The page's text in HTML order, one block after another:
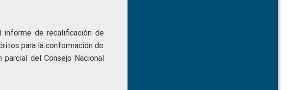
informe de recalificación de
para la conformación de
parcial del Consejo Nacional